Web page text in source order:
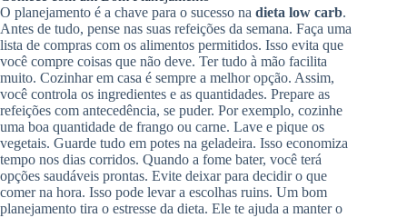
O planejamento é a chave para o sucesso na dieta low carb.
Antes de tudo, pense nas suas refeições da semana. Faça uma
lista de compras com os alimentos permitidos. Isso evita que
você compre coisas que não deve. Ter tudo à mão facilita
muito. Cozinhar em casa é sempre a melhor opção. Assim,
você controla os ingredientes e as quantidades. Prepare as
refeições com antecedência, se puder. Por exemplo, cozinhe
uma boa quantidade de frango ou carne. Lave e pique os
vegetais. Guarde tudo em potes na geladeira. Isso economiza
tempo nos dias corridos. Quando a fome bater, você terá
opções saudáveis prontas. Evite deixar para decidir o que
comer na hora. Isso pode levar a escolhas ruins. Um bom
planejamento tira o estresse da dieta. Ele te ajuda a manter o